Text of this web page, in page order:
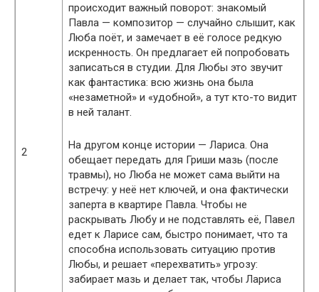
2
происходит важный поворот: знакомый
Павла — композитор — случайно слышит, как
Люба поёт, и замечает в её голосе редкую
искренность. Он предлагает ей попробовать
записаться в студии. Для Любы это звучит
как фантастика: всю жизнь она была
«незаметной» и «удобной», а тут кто-то видит
в ней талант.
На другом конце истории — Лариса. Она
обещает передать для Гриши мазь (после
травмы), но Люба не может сама выйти на
встречу: у неё нет ключей, и она фактически
заперта в квартире Павла. Чтобы не
раскрывать Любу и не подставлять её, Павел
едет к Ларисе сам, быстро понимает, что та
способна использовать ситуацию против
Любы, и решает «перехватить» угрозу:
забирает мазь и делает так, чтобы Лариса